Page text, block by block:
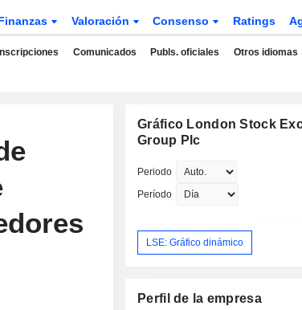
Valoración Consenso Ratings
Comunicados Publs. oficiales Otros idiomas
Gráfico London Stock
Group Plc
Periodo
Período
LSE: Gráfico dinámico
Perfil de la empresa